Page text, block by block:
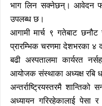
भाग लिन सक्नेछन्। आवेदन
उपलब्ध छ।
आगामी मार्च ९ गतेबाट छनौट
प्रारम्भिक चरणमा देशभरका
बढी अस्पतालमा कार्यरत
आयोजक संस्थाका अध्यक्ष रबि
अन्तर्राष्ट्रियस्तरमै
अध्यायन गरिरहेकालाई पेसा